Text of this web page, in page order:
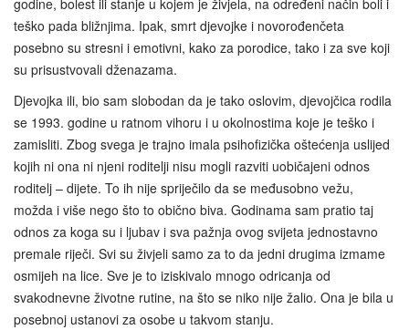
godine, bolest ili stanje u kojem je živjela, na određeni način boli i
teško pada bližnjima. Ipak, smrt djevojke i novorođenčeta
posebno su stresni i emotivni, kako za porodice, tako i za sve koji
su prisustvovali dženazama.
Djevojka ili, bio sam slobodan da je tako oslovim, djevojčica rodila
se 1993. godine u ratnom vihoru i u okolnostima koje je teško i
zamisliti. Zbog svega je trajno imala psihofizička oštećenja uslijed
kojih ni ona ni njeni roditelji nisu mogli razviti uobičajeni odnos
roditelj – dijete. To ih nije spriječilo da se međusobno vežu,
možda i više nego što to obično biva. Godinama sam pratio taj
odnos za koga su i ljubav i sva pažnja ovog svijeta jednostavno
premale riječi. Svi su živjeli samo za to da jedni drugima izmame
osmijeh na lice. Sve je to iziskivalo mnogo odricanja od
svakodnevne životne rutine, na što se niko nije žalio. Ona je bila u
posebnoj ustanovi za osobe u takvom stanju.